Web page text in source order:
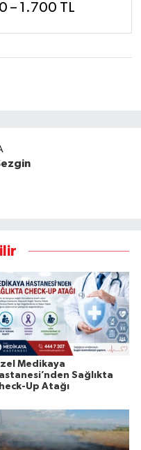
– 1.700 TL
Medikaya
Sağlıkta
Up Atağı